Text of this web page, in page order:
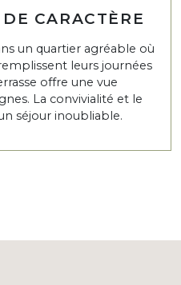
CARACTÈRE
un quartier agréable où
leurs journées
offre une vue
La convivialité et le
séjour inoubliable.